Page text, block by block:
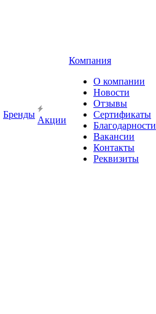
Бренды
Акции
Компания
О компании
Новости
Отзывы
Сертификаты
Благодарности
Вакансии
Контакты
Реквизиты